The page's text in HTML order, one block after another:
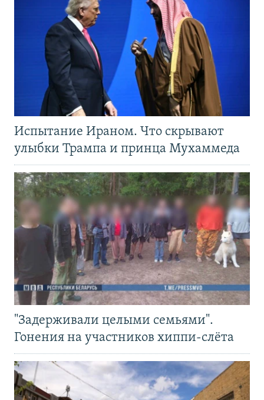
Испытание Ираном. Что скрывают
улыбки Трампа и принца Мухаммеда
"Задерживали целыми семьями".
Гонения на участников хиппи-слёта